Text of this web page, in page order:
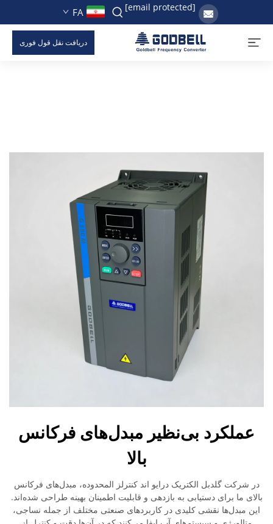
[email protected]
FA
دریافت نقل قول فوری
عملکرد بی‌نظیر مبدل‌های فرکانس
بالا
در شرکت گلدبل الکتریک درایو اند کنترلز المحدوده، مبدل‌های فرکانس
بالای ما برای دستیابی به بازدهی و قابلیت اطمینان بهینه طراحی شده‌اند.
این مبدل‌ها نقشی کلیدی در کاربردهای صنعتی مختلف از جمله نساجی،